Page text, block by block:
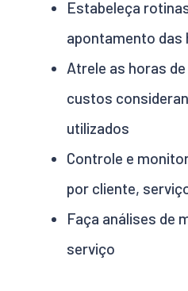
Estabeleça
apontamento das
Atrele as horas
custos
utilizados
Controle e
por cliente,
Faça análises de
serviço